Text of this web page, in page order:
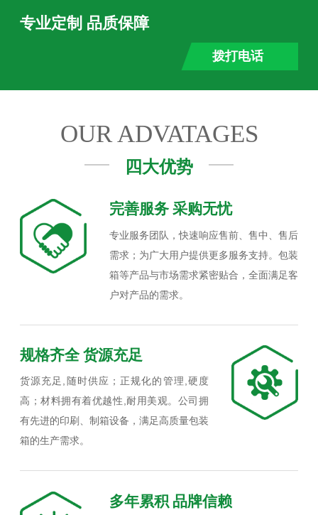
专业定制 品质保障
拨打电话
OUR ADVATAGES
四大优势
完善服务 采购无忧
专业服务团队，快速响应售前、售中、售后
需求；为广大用户提供更多服务支持。包装
箱等产品与市场需求紧密贴合，全面满足客
户对产品的需求。
规格齐全 货源充足
货源充足,随时供应；正规化的管理,硬度
高；材料拥有着优越性,耐用美观。公司拥
有先进的印刷、制箱设备，满足高质量包装
箱的生产需求。
多年累积 品牌信赖